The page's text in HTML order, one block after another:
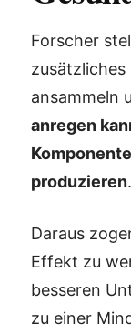
Forscher
zusätzliches
ansammeln
anregen
produzieren.
Daraus
Effekt zu
besseren
zu einer